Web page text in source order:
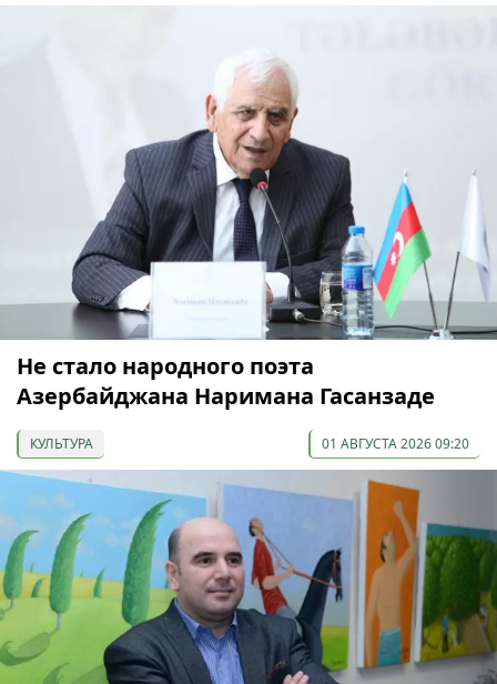
Не стало народного поэта
Азербайджана Наримана Гасанзаде
КУЛЬТУРА 01 АВГУСТА 2026 09:20